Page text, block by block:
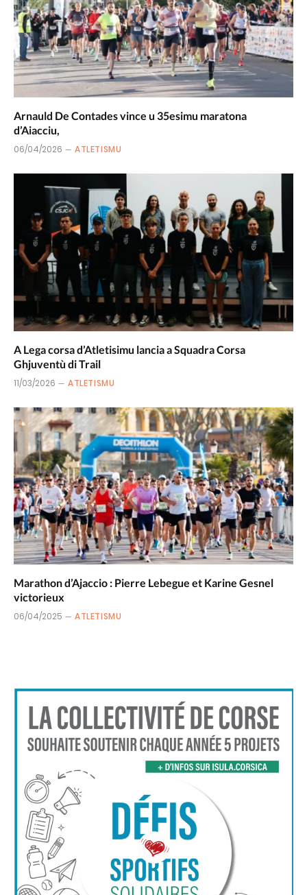
Arnauld De Contades vince u 35esimu maratona
d’Aiacciu,
06/04/2026 ATLETISMU
A Lega corsa d’Atletisimu lancia a Squadra Corsa
Ghjuventù di Trail
11/03/2026 ATLETISMU
Marathon d’Ajaccio : Pierre Lebegue et Karine Gesnel
victorieux
06/04/2025 ATLETISMU